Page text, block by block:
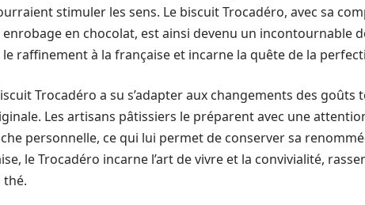
stimuler les sens. Le biscuit Trocadéro, avec sa
enrobage en chocolat, est ainsi devenu un incontournable
raffinement à la française et incarne la quête de la
Trocadéro a su s’adapter aux changements des goûts
Les artisans pâtissiers le préparent avec une
personnelle, ce qui lui permet de conserver sa
le Trocadéro incarne l’art de vivre et la convivialité,
thé.